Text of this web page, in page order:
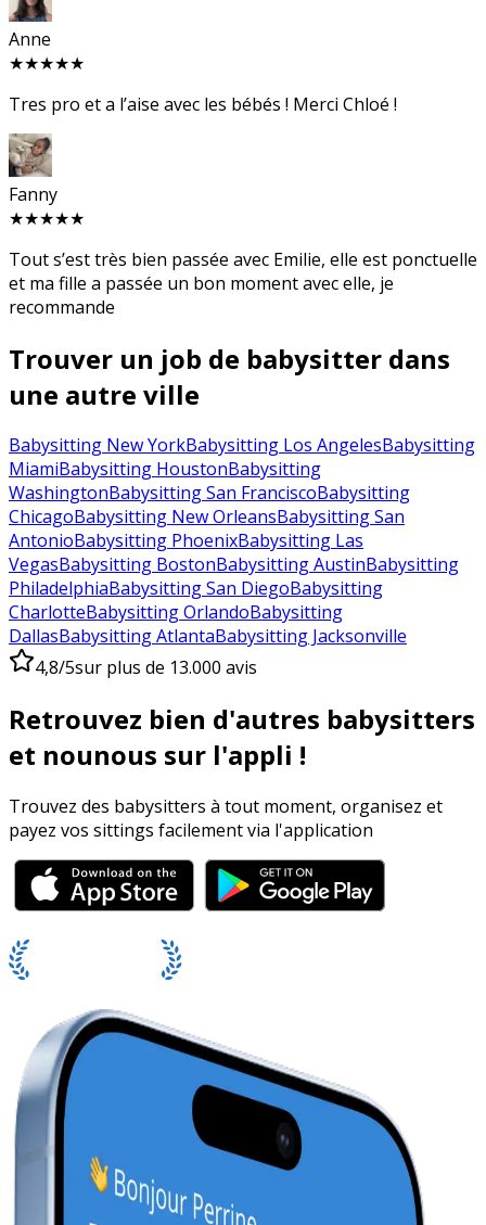
Anne
★★★★★
Tres pro et a l’aise avec les bébés ! Merci Chloé !
Fanny
★★★★★
Tout s’est très bien passée avec Emilie, elle est ponctuelle
et ma fille a passée un bon moment avec elle, je
recommande
Trouver un job de babysitter dans
une autre ville
Babysitting New YorkBabysitting Los AngelesBabysitting
MiamiBabysitting HoustonBabysitting
WashingtonBabysitting San FranciscoBabysitting
ChicagoBabysitting New OrleansBabysitting San
AntonioBabysitting PhoenixBabysitting Las
VegasBabysitting BostonBabysitting AustinBabysitting
PhiladelphiaBabysitting San DiegoBabysitting
CharlotteBabysitting OrlandoBabysitting
DallasBabysitting AtlantaBabysitting Jacksonville
4,8/5sur plus de 13.000 avis
Retrouvez bien d'autres babysitters
et nounous sur l'appli !
Trouvez des babysitters à tout moment, organisez et
payez vos sittings facilement via l'application